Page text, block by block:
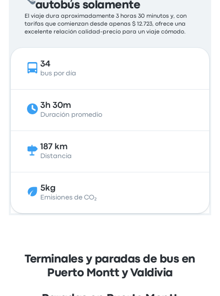
autobús solamente
El viaje dura aproximadamente 3 horas 30 minutos y, con
tarifas que comienzan desde apenas $ 12.723, ofrece una
excelente relación calidad-precio para un viaje cómodo.
34
bus por día
3h 30m
Duración promedio
187 km
Distancia
5kg
Emisiones de CO₂
Terminales y paradas de bus en
Puerto Montt y Valdivia